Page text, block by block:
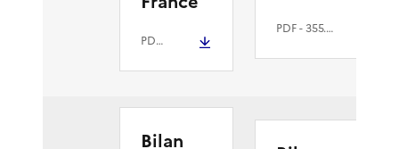
PDF- 6.6 Mio
PDF- 355.9 kio
Bilan